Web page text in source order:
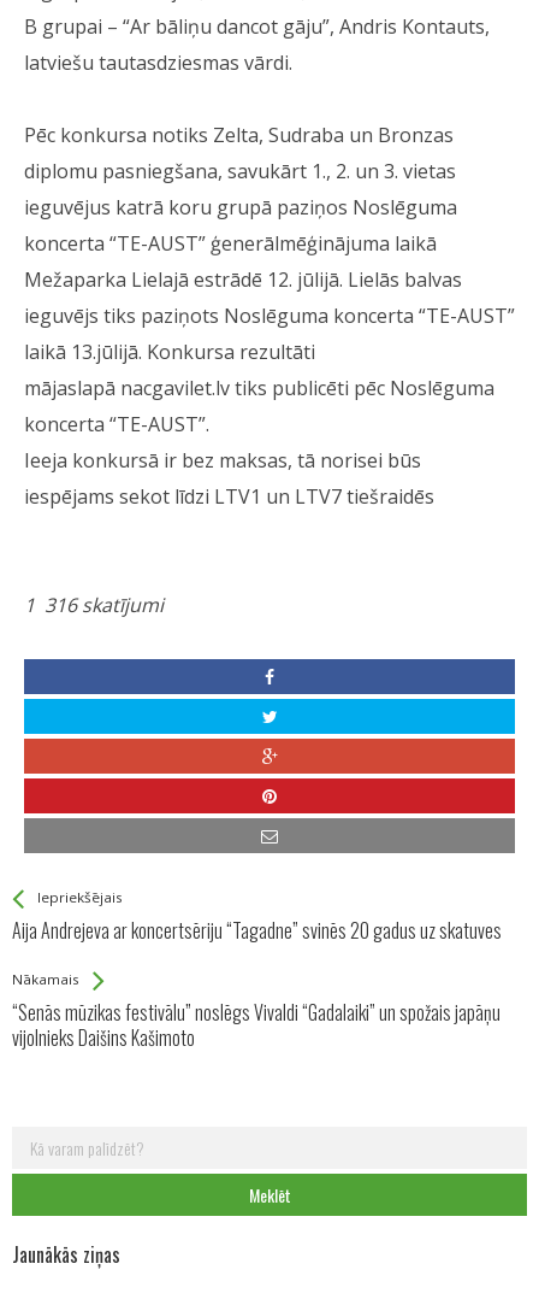
B grupai – “Ar bāliņu dancot gāju”, Andris Kontauts,
latviešu tautasdziesmas vārdi.
Pēc konkursa notiks Zelta, Sudraba un Bronzas
diplomu pasniegšana, savukārt 1., 2. un 3. vietas
ieguvējus katrā koru grupā paziņos Noslēguma
koncerta “TE-AUST” ģenerālmēģinājuma laikā
Mežaparka Lielajā estrādē 12. jūlijā. Lielās balvas
ieguvējs tiks paziņots Noslēguma koncerta “TE-AUST”
laikā 13.jūlijā. Konkursa rezultāti
mājaslapā nacgavilet.lv tiks publicēti pēc Noslēguma
koncerta “TE-AUST”.
Ieeja konkursā ir bez maksas, tā norisei būs
iespējams sekot līdzi LTV1 un LTV7 tiešraidēs
1 316 skatījumi
See more
Iepriekšējais
Aija Andrejeva ar koncertsēriju “Tagadne” svinēs 20 gadus uz skatuves
Back
All
Entries
Nākamais
“Senās mūzikas festivālu” noslēgs Vivaldi “Gadalaiki” un spožais japāņu
vijolnieks Daišins Kašimoto
Meklēt:
Jaunākās ziņas